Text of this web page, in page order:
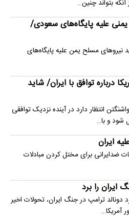
بتواند چنین…
علیه پایگاه‌های سعودی/
نیروهای مسلح یمن علیه پایگاه‌های
درباره توافق با ایران/ شاید
انتظار دارد در آینده نزدیک توافقی
ایران
ضدایرانی برای مختل کردن مبادلات
را برد
دونالد ترامپ در جنگ ایران، تحولات اخیر
آمریکا…